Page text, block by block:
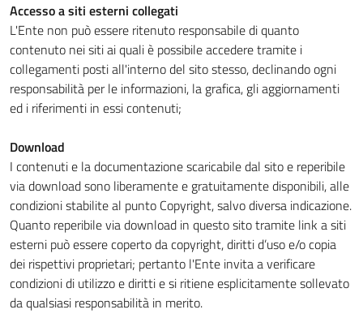
Accesso a siti esterni collegati
L'Ente non può essere ritenuto responsabile di quanto
contenuto nei siti ai quali è possibile accedere tramite i
collegamenti posti all'interno del sito stesso, declinando ogni
responsabilità per le informazioni, la grafica, gli aggiornamenti
ed i riferimenti in essi contenuti;
Download
I contenuti e la documentazione scaricabile dal sito e reperibile
via download sono liberamente e gratuitamente disponibili, alle
condizioni stabilite al punto Copyright, salvo diversa indicazione.
Quanto reperibile via download in questo sito tramite link a siti
esterni può essere coperto da copyright, diritti d’uso e/o copia
dei rispettivi proprietari; pertanto l'Ente invita a verificare
condizioni di utilizzo e diritti e si ritiene esplicitamente sollevato
da qualsiasi responsabilità in merito.